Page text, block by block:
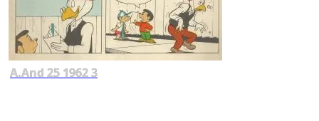
A.And 25 1962 3